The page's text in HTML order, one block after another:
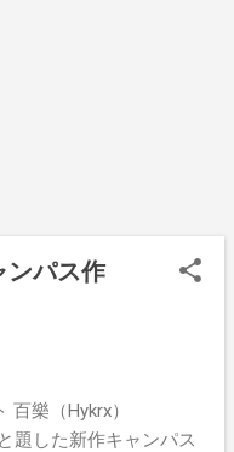
ンパス作
百樂（Hykrx）
題した新作キャンパス